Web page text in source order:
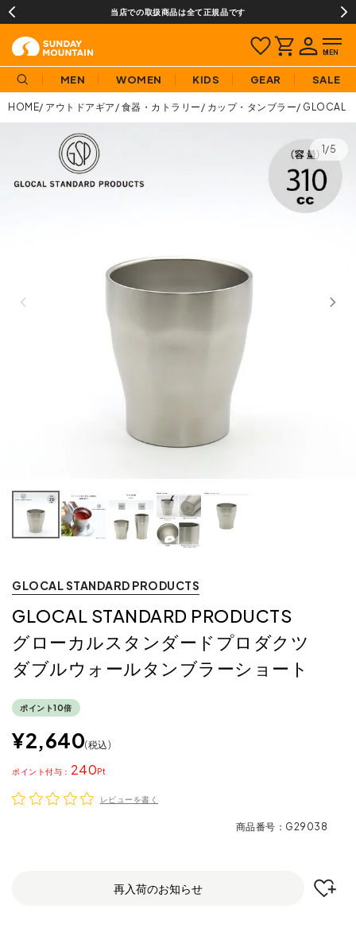
当店での取扱商品は全て正規品です
MEN WOMEN KIDS GEAR SALE
HOME アウトドアギア 食器・カトラリー カップ・タンブラー GLOCAL
1/5
GLOCAL STANDARD PRODUCTS
GLOCAL STANDARD PRODUCTS
グローカルスタンダードプロダクツ
ダブルウォールタンブラーショート
ポイント10倍
¥2,640 税込
240
ポイント
レビューを書く
商品番号 G29038
再入荷のお知らせ